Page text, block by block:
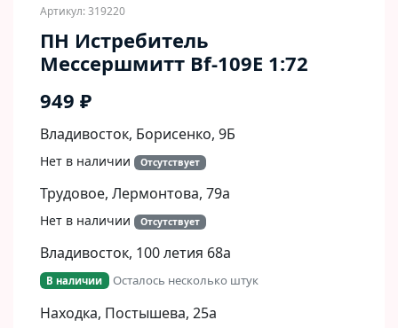
Артикул: 319220
ПН Истребитель
Мессершмитт Bf-109E 1:72
949 ₽
Владивосток, Борисенко, 9Б​
Нет в наличии Отсутствует
Трудовое, Лермонтова, 79а
Нет в наличии Отсутствует
Владивосток, 100 летия 68а
В наличии Осталось несколько штук
Находка, Постышева, 25а